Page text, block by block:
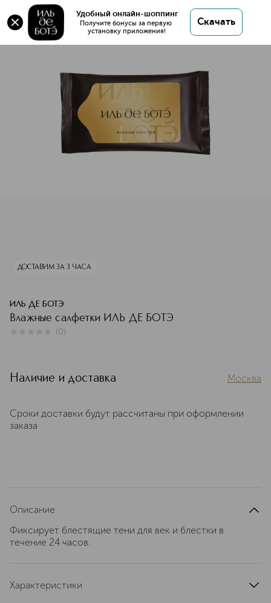
Удобный онлайн-шоппинг
Получите бонусы за первую
установку приложения!
Скачать
Оригинал 💯 Влажные салфетки ИЛЬ ДЕ БОТЭ
купить в интернет магазине ИЛЬ ДЕ БОТЭ с
доставкой.
Влажные салфетки ИЛЬ ДЕ БОТЭ
Описание
Характеристики
ДОСТАВИМ ЗА 3 ЧАСА
ИЛЬ ДЕ БОТЭ
Влажные салфетки ИЛЬ ДЕ БОТЭ
(0)
Наличие и доставка Москва
Сроки доставки будут рассчитаны при оформлении
заказа
Описание
Фиксирует блестящие тени для век и блестки в
течение 24 часов.
Характеристики